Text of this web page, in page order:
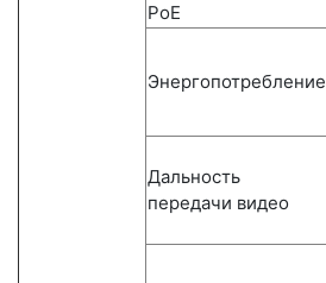
PoE
Энергопотребление
Дальность
передачи видео